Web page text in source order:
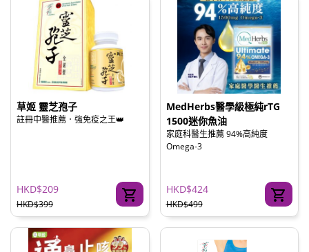
草姬 靈芝孢子
註冊中醫推薦．強免疫之王👑
HKD$209
HKD$399
MedHerbs醫學級極純rTG
1500迷你魚油
家庭科醫生推薦 94%高純度
Omega-3
HKD$424
HKD$499